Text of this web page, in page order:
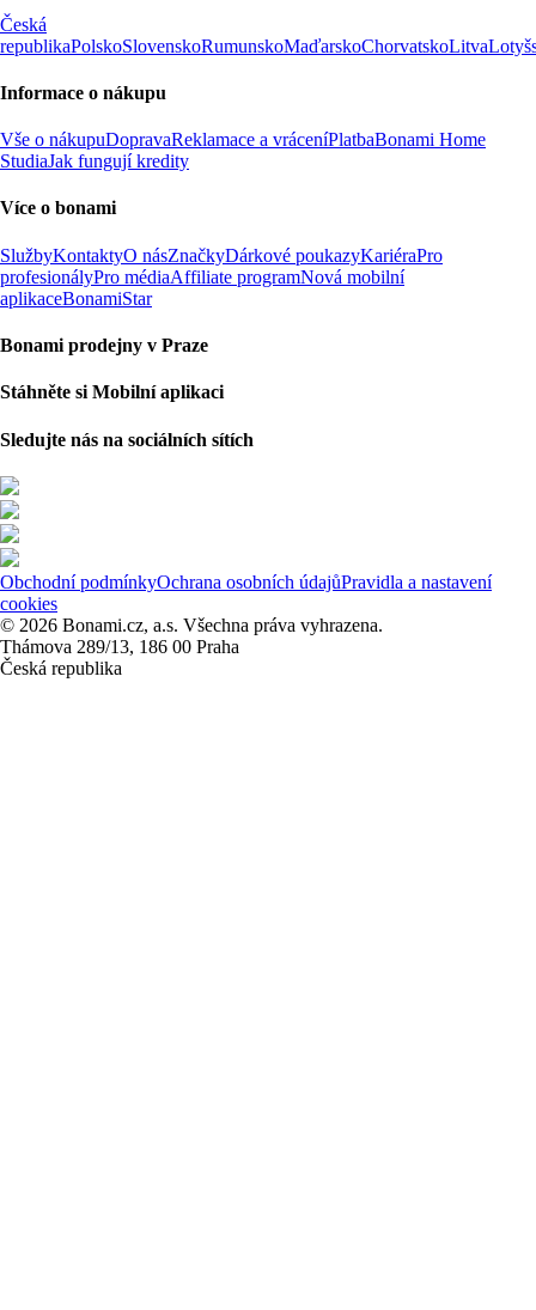
Česká
republikaPolskoSlovenskoRumunskoMaďarskoChorvatskoLitva
Informace o nákupu
Vše o nákupuDopravaReklamace a vráceníPlatbaBonami Home
StudiaJak fungují kredity
Více o bonami
SlužbyKontaktyO násZnačkyDárkové poukazyKariéraPro
profesionályPro médiaAffiliate programNová mobilní
aplikaceBonamiStar
Bonami prodejny v Praze
Stáhněte si Mobilní aplikaci
Sledujte nás na sociálních sítích
Obchodní podmínkyOchrana osobních údajůPravidla a nastavení
cookies
© 2026 Bonami.cz, a.s. Všechna práva vyhrazena.
Thámova 289/13, 186 00 Praha
Česká republika